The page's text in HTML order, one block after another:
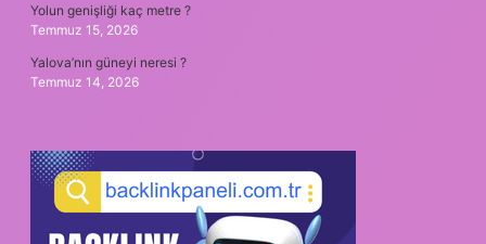
Yolun genişliği kaç metre ?
Temmuz 15, 2026
Yalova’nın güneyi neresi ?
Temmuz 14, 2026